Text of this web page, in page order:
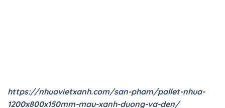
https://nhuavietxanh.com/san-pham/pallet-nhua-
1200x800x150mm-mau-xanh-duong-va-den/